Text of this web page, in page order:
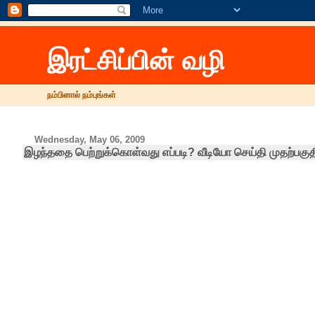
இரட்சிப்பின் வழி
நம்பினால் நம்புங்கள்
Wednesday, May 06, 2009
இழந்ததை பெற்றுக்கொள்வது எப்படி? வீடியோ செய்தி